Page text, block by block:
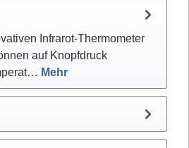
Infrarot-Thermometer
auf Knopfdruck
Mehr